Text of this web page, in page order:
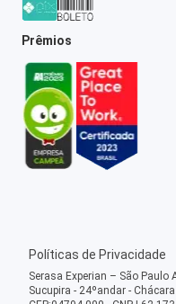
Prêmios
Políticas de Privacidade
Serasa Experian – São Paulo
Sucupira - 24ºandar -